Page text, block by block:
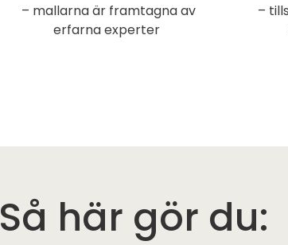
– mallarna är framtagna av
erfarna experter
–
Så här gör du: